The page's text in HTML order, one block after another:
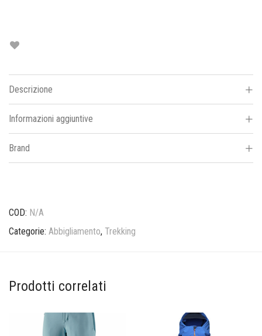
Descrizione
Informazioni aggiuntive
Brand
COD: N/A
Categorie: Abbigliamento, Trekking
Prodotti correlati